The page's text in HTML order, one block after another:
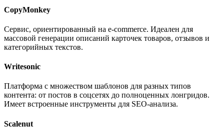
CopyMonkey
Сервис, ориентированный на e-commerce. Идеален для
массовой генерации описаний карточек товаров, отзывов и
категорийных текстов.
Writesonic
Платформа с множеством шаблонов для разных типов
контента: от постов в соцсетях до полноценных лонгридов.
Имеет встроенные инструменты для SEO-анализа.
Scalenut